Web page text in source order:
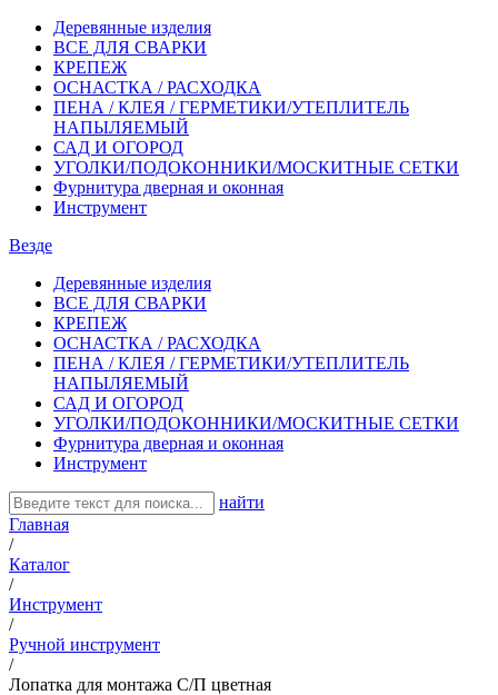
Деревянные изделия
ВСЕ ДЛЯ СВАРКИ
КРЕПЕЖ
ОСНАСТКА / РАСХОДКА
ПЕНА / КЛЕЯ / ГЕРМЕТИКИ/УТЕПЛИТЕЛЬ
НАПЫЛЯЕМЫЙ
САД И ОГОРОД
УГОЛКИ/ПОДОКОННИКИ/МОСКИТНЫЕ СЕТКИ
Фурнитура дверная и оконная
Инструмент
Везде
Деревянные изделия
ВСЕ ДЛЯ СВАРКИ
КРЕПЕЖ
ОСНАСТКА / РАСХОДКА
ПЕНА / КЛЕЯ / ГЕРМЕТИКИ/УТЕПЛИТЕЛЬ
НАПЫЛЯЕМЫЙ
САД И ОГОРОД
УГОЛКИ/ПОДОКОННИКИ/МОСКИТНЫЕ СЕТКИ
Фурнитура дверная и оконная
Инструмент
найти
Главная
/
Каталог
/
Инструмент
/
Ручной инструмент
/
Лопатка для монтажа С/П цветная